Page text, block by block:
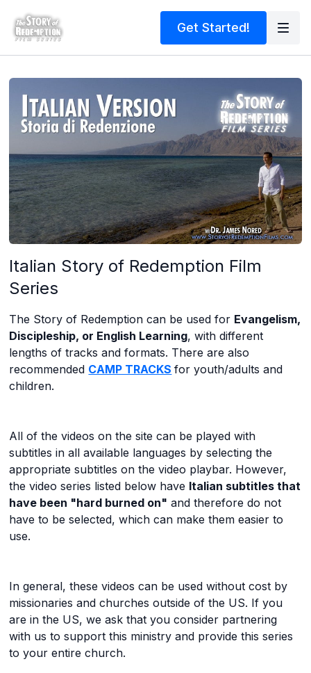
Get Started!
Italian Story of Redemption Film
Series
The Story of Redemption can be used for Evangelism,
Discipleship, or English Learning, with different
lengths of tracks and formats. There are also
recommended CAMP TRACKS for youth/adults and
children.
All of the videos on the site can be played with
subtitles in all available languages by selecting the
appropriate subtitles on the video playbar. However,
the video series listed below have Italian subtitles that
have been "hard burned on" and therefore do not
have to be selected, which can make them easier to
use.
In general, these videos can be used without cost by
missionaries and churches outside of the US. If you
are in the US, we ask that you consider partnering
with us to support this ministry and provide this series
to your entire church.